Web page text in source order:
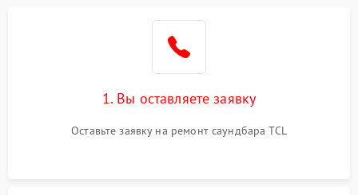
500 ₽
Проблемы с зарядкой
1000 ₽ Подробнее →
1. Вы оставляете заявку
Оставьте заявку на ремонт саундбара TCL